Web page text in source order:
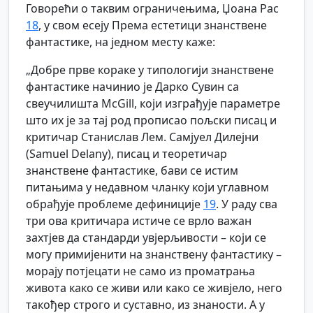
Говорећи о таквим ограничењима, Џоана Рас
18, у свом есеју Према естетици знанствене
фантастике, на једном месту каже:
„Добре прве кораке у типологији знанствене
фантастике начинио је Дарко Сувин са
свеучилишта McGill, који изграђује параметре
што их је за тај род прописао пољски писац и
критичар Станислав Лем. Самјуел Дилејни
(Samuel Delany), писац и теоретичар
знанствене фантастике, бави се истим
питањима у недавном чланку који углавном
обрађује проблеме дефиниције 19. У раду сва
три ова критичара истиче се врло важан
захтјев да стандарди увјерљивости – који се
могу примијенити на знанствену фантастику –
морају потјецати не само из проматрања
живота како се живи или како се живјело, него
такођер строго и суставно, из знаности. А у